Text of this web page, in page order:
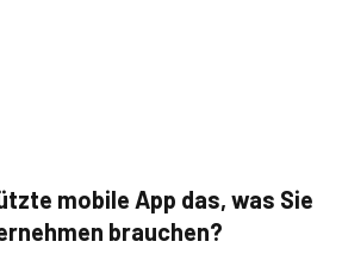
mobile App das, was Sie
brauchen?